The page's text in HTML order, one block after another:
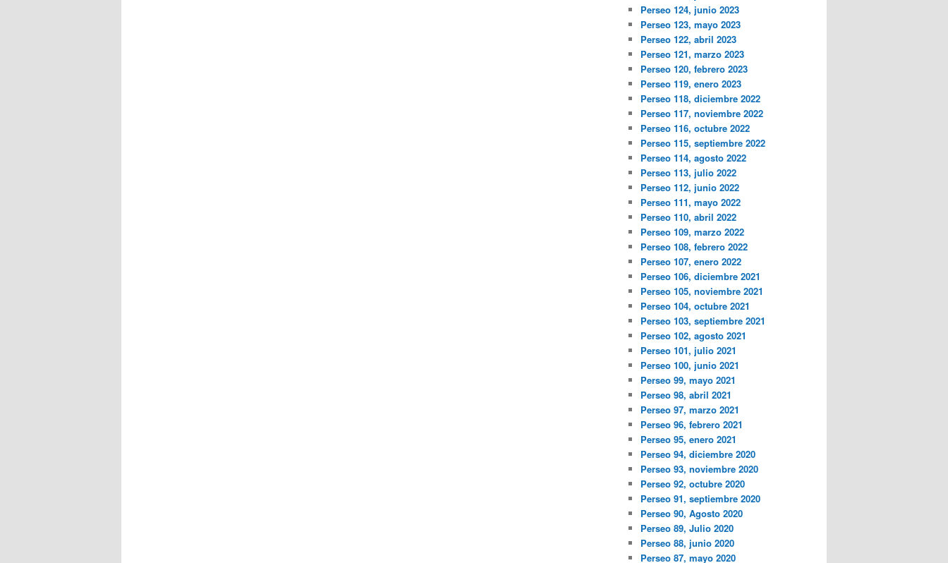
Perseo 124, junio 2023
Perseo 123, mayo 2023
Perseo 122, abril 2023
Perseo 121, marzo 2023
Perseo 120, febrero 2023
Perseo 119, enero 2023
Perseo 118, diciembre 2022
Perseo 117, noviembre 2022
Perseo 116, octubre 2022
Perseo 115, septiembre 2022
Perseo 114, agosto 2022
Perseo 113, julio 2022
Perseo 112, junio 2022
Perseo 111, mayo 2022
Perseo 110, abril 2022
Perseo 109, marzo 2022
Perseo 108, febrero 2022
Perseo 107, enero 2022
Perseo 106, diciembre 2021
Perseo 105, noviembre 2021
Perseo 104, octubre 2021
Perseo 103, septiembre 2021
Perseo 102, agosto 2021
Perseo 101, julio 2021
Perseo 100, junio 2021
Perseo 99, mayo 2021
Perseo 98, abril 2021
Perseo 97, marzo 2021
Perseo 96, febrero 2021
Perseo 95, enero 2021
Perseo 94, diciembre 2020
Perseo 93, noviembre 2020
Perseo 92, octubre 2020
Perseo 91, septiembre 2020
Perseo 90, Agosto 2020
Perseo 89, Julio 2020
Perseo 88, junio 2020
Perseo 87, mayo 2020